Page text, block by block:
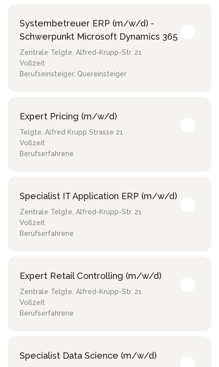
Systembetreuer ERP (m/w/d) -
Schwerpunkt Microsoft Dynamics 365
Zentrale Telgte, Alfred-Krupp-Str. 21
Vollzeit
Berufseinsteiger, Quereinsteiger
Expert Pricing (m/w/d)
Telgte, Alfred Krupp Strasse 21
Vollzeit
Berufserfahrene
Specialist IT Application ERP (m/w/d)
Zentrale Telgte, Alfred-Krupp-Str. 21
Vollzeit
Berufserfahrene
Expert Retail Controlling (m/w/d)
Zentrale Telgte, Alfred-Krupp-Str. 21
Vollzeit
Berufserfahrene
Specialist Data Science (m/w/d)